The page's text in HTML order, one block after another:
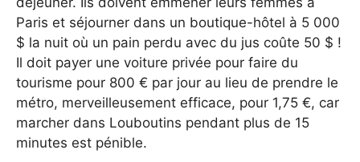
Paris et séjourner dans un boutique-hôtel à 5 ​​000
$ la nuit où un pain perdu avec du jus coûte 50 $ !
Il doit payer une voiture privée pour faire du
tourisme pour 800 € par jour au lieu de prendre le
métro, merveilleusement efficace, pour 1,75 €, car
marcher dans Louboutins pendant plus de 15
minutes est pénible.